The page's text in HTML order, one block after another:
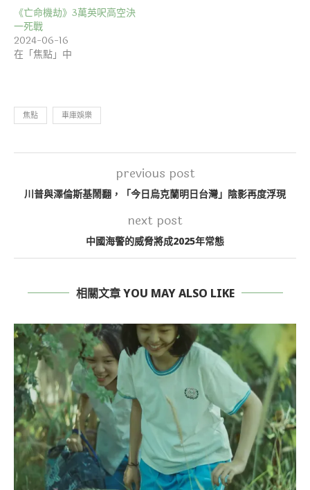
《亡命機劫》3萬英呎高空決
一死戰
2024-06-16
在「焦點」中
焦點 車庫娛樂
previous post
川普與澤倫斯基鬧翻，「今日烏克蘭明日台灣」陰影再度浮現
next post
中國海警的威脅將成2025年常態
相關文章 YOU MAY ALSO LIKE